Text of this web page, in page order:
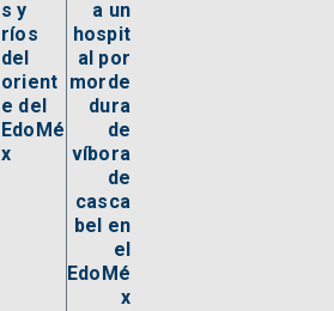
s y
ríos
del
orient
e del
EdoMé
x
a un
hospit
al por
morde
dura
de
víbora
de
casca
bel en
el
EdoMé
x